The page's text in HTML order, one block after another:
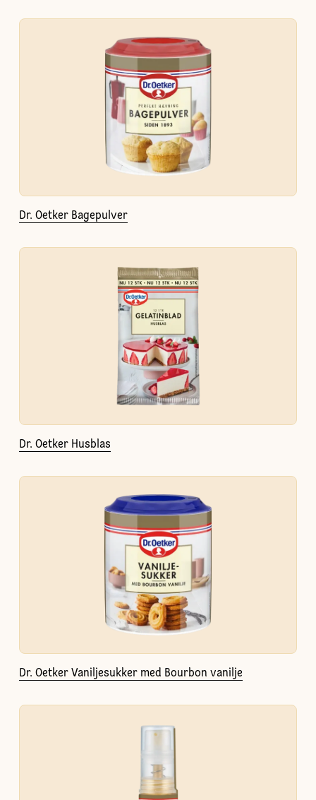
Dr. Oetker Bagepulver
Dr. Oetker Husblas
Dr. Oetker Vaniljesukker med Bourbon vanilje